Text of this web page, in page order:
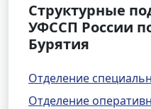
Структурные
УФССП России
Бурятия
Отделение
Отделение